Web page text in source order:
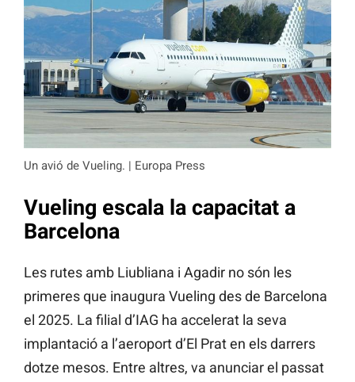
Un avió de Vueling. | Europa Press
Vueling escala la capacitat a
Barcelona
Les rutes amb Liubliana i Agadir no són les
primeres que inaugura Vueling des de Barcelona
el 2025. La filial d’IAG ha accelerat la seva
implantació a l’aeroport d’El Prat en els darrers
dotze mesos. Entre altres, va anunciar el passat